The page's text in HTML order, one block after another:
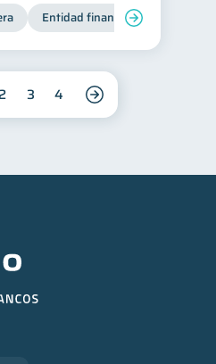
Entidad financiera
2 3 4